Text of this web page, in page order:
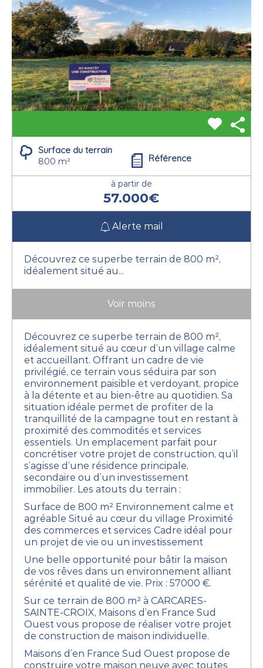
Surface du terrain
800 m² Référence
à partir de
57.000€
Alerte mail
Découvrez ce superbe terrain de 800 m²,
idéalement situé au...
Voir moins
Découvrez ce superbe terrain de 800 m²,
idéalement situé au cœur d’un village calme
et accueillant. Offrant un cadre de vie
privilégié, ce terrain vous séduira par son
environnement paisible et verdoyant, propice
à la détente et au bien-être au quotidien. Sa
situation idéale permet de profiter de la
tranquillité de la campagne tout en restant à
proximité des commodités et services
essentiels. Un emplacement parfait pour
concrétiser votre projet de construction, qu’il
s’agisse d’une résidence principale,
secondaire ou d’un investissement
immobilier. Les atouts du terrain :
Surface de 800 m² Environnement calme et
agréable Situé au cœur du village Proximité
des commerces et services Cadre idéal pour
un projet de vie ou un investissement
Une belle opportunité pour bâtir la maison
de vos rêves dans un environnement alliant
sérénité et qualité de vie. Prix : 57000 €.
Sur ce terrain de 800 m² à CARCARES-
SAINTE-CROIX, Maisons d’en France Sud
Ouest vous propose de réaliser votre projet
de construction de maison individuelle.
Maisons d’en France Sud Ouest propose de
construire votre maison neuve avec toutes